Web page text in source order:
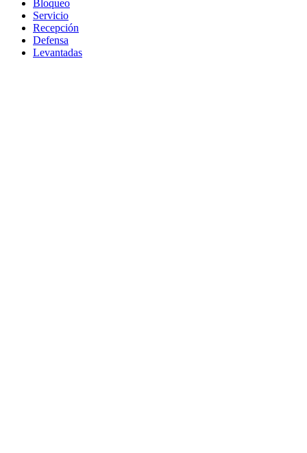
Bloqueo
Servicio
Recepción
Defensa
Levantadas